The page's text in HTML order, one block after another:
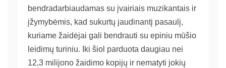
bendradarbiaudamas su įvairiais muzikantais ir
įžymybėmis, kad sukurtų jaudinantį pasaulį,
kuriame žaidėjai gali bendrauti su epiniu mūšio
leidimų turiniu. Iki šiol parduota daugiau nei
12,3 milijono žaidimo kopijų ir nematyti jokių